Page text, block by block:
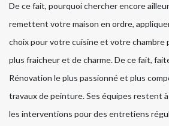
De ce fait, pourquoi chercher encore
remettent votre maison en ordre,
choix pour votre cuisine et votre chambre
plus fraicheur et de charme. De ce fait,
Rénovation le plus passionné et plus
travaux de peinture. Ses équipes restent
les interventions pour des entretiens